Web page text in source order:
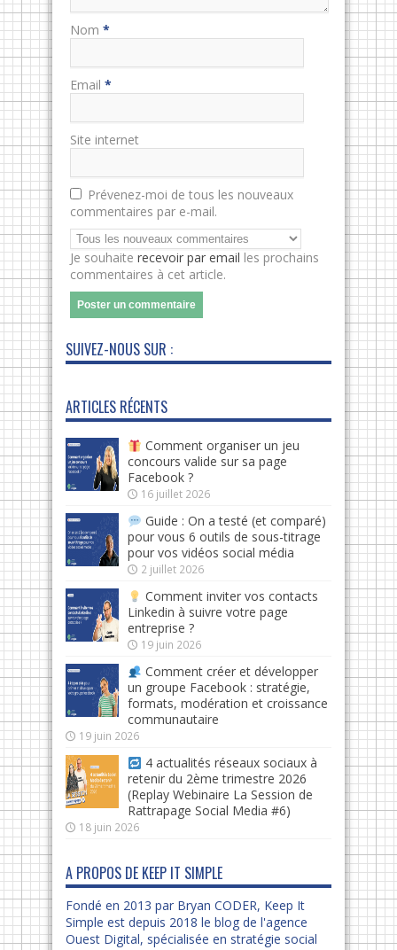
Nom *
Email *
Site internet
Prévenez-moi de tous les nouveaux
commentaires par e-mail.
Je souhaite recevoir par email les prochains
commentaires à cet article.
SUIVEZ-NOUS SUR :
ARTICLES RÉCENTS
Comment organiser un jeu
concours valide sur sa page
Facebook ?
16 juillet 2026
Guide : On a testé (et comparé)
pour vous 6 outils de sous-titrage
pour vos vidéos social média
2 juillet 2026
Comment inviter vos contacts
Linkedin à suivre votre page
entreprise ?
19 juin 2026
Comment créer et développer
un groupe Facebook : stratégie,
formats, modération et croissance
communautaire
19 juin 2026
4 actualités réseaux sociaux à
retenir du 2ème trimestre 2026
(Replay Webinaire La Session de
Rattrapage Social Media #6)
18 juin 2026
A PROPOS DE KEEP IT SIMPLE
Fondé en 2013 par Bryan CODER, Keep It
Simple est depuis 2018 le blog de l'agence
Ouest Digital, spécialisée en stratégie social